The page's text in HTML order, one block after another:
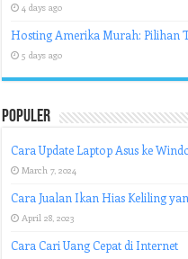
4 days ago
Hosting Amerika Murah: Pilihan
5 days ago
Populer
Cara Update Laptop Asus ke
March 7, 2024
Cara Jualan Ikan Hias Keliling
April 28, 2023
Cara Cari Uang Cepat di Internet